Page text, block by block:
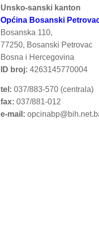
Unsko-sanski kanton
Općina Bosanski
Bosanska 110,
77250, Bosanski Petrovac
Bosna i Hercegovina
ID broj: 4263145770004
tel: 037/883-570 (centrala)
fax: 037/881-012
e-mail: